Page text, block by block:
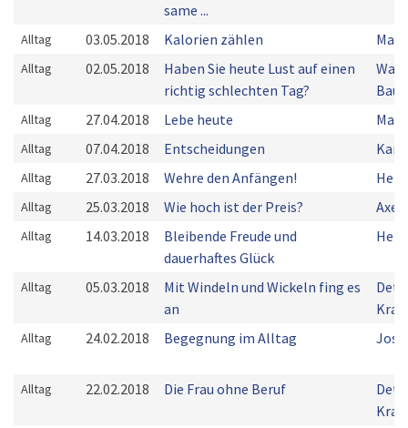
same ...
Alltag 03.05.2018 Kalorien zählen
Alltag 02.05.2018
Haben Sie heute Lust auf einen
richtig schlechten Tag?
Alltag 27.04.2018 Lebe heute
Alltag 07.04.2018 Entscheidungen
Alltag 27.03.2018 Wehre den Anfängen!
Alltag 25.03.2018 Wie hoch ist der Preis? Axel
Alltag 14.03.2018
Bleibende Freude und
dauerhaftes Glück
Alltag 05.03.2018
Mit Windeln und Wickeln fing es
an
Alltag 24.02.2018 Begegnung im Alltag
Alltag 22.02.2018 Die Frau ohne Beruf